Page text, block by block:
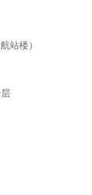
站楼）